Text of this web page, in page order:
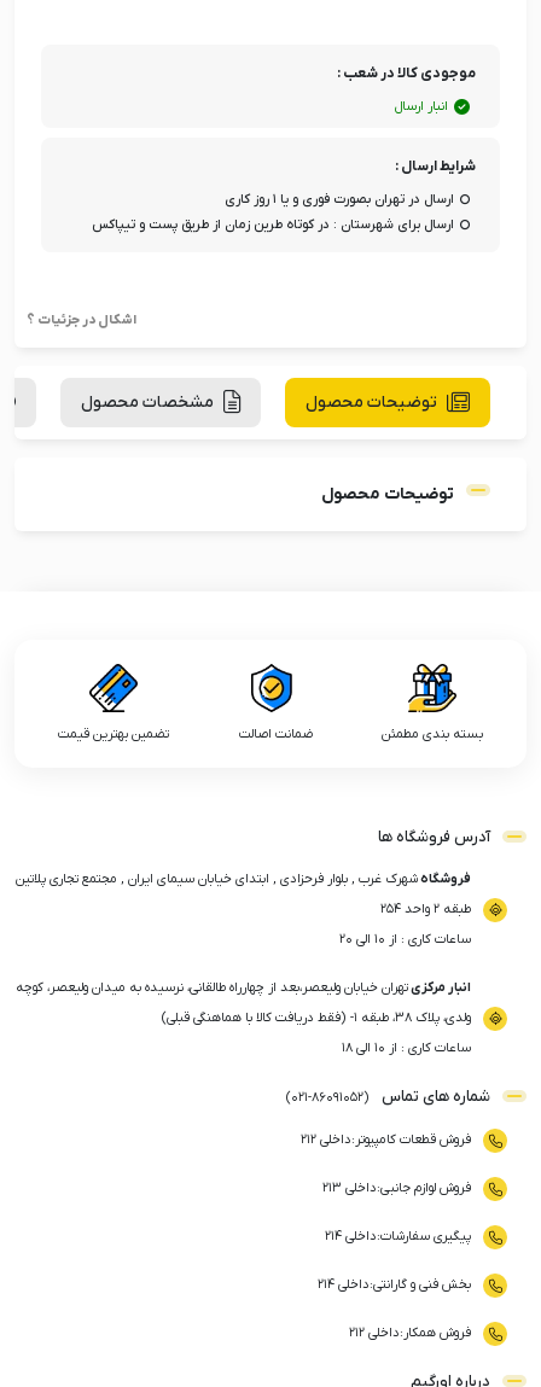
موجودی کالا در شعب :
انبار ارسال
شرایط ارسال :
ارسال در تهران بصورت فوری و یا ۱ روز کاری
ارسال برای شهرستان : در کوتاه طرین زمان از طریق پست و تیپاکس
اشکال در جزئیات ؟
توضیحات محصول مشخصات محصول
توضیحات محصول
بسته بندی مطمئن ضمانت اصالت تضمین بهترین قیمت
آدرس فروشگاه ها
فروشگاهشهرک غرب , بلوار فرحزادی , ابتدای خیابان سیمای ایران , مجتمع تجاری پلاتین
طبقه ۲ واحد ۲۵۴
ساعات کاری : از ۱۰ الی ۲۰
انبار مرکزیتهران خیابان ولیعصر،بعد از چهارراه طالقانی، نرسیده به میدان ولیعصر، کوچه
ولدی، پلاک ۳۸، طبقه ۱- (فقط دریافت کالا با هماهنگی قبلی)
ساعات کاری : از ۱۰ الی ۱۸
شماره های تماس (
021-86091052
)
فروش قطعات کامپیوتر :داخلی ۲۱۲
فروش لوازم جانبی:داخلی ۲۱۳
پیگیری سفارشات:داخلی ۲۱۴
بخش فنی و گارانتی:داخلی ۲۱۴
فروش همکار :داخلی ۲۱۲
درباره اورگیم